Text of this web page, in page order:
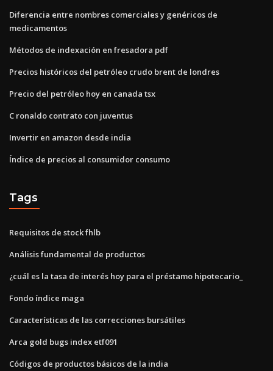
Diferencia entre nombres comerciales y genéricos de
medicamentos
Métodos de indexación en fresadora pdf
Precios históricos del petróleo crudo brent de londres
Precio del petróleo hoy en canada tsx
C ronaldo contrato con juventus
Invertir en amazon desde india
Índice de precios al consumidor consumo
Tags
Requisitos de stock fhlb
Análisis fundamental de productos
¿cuál es la tasa de interés hoy para el préstamo hipotecario_
Fondo índice maga
Características de las correcciones bursátiles
Arca gold bugs index etf091
Códigos de productos básicos de la india